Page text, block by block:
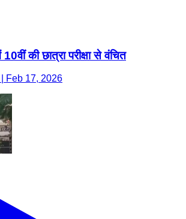
की छात्रा परीक्षा से वंचित
Feb 17, 2026